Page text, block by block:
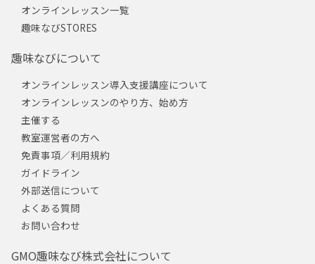
オンラインレッスン一覧
趣味なびSTORES
趣味なびについて
オンラインレッスン導入支援講座について
オンラインレッスンのやり方、始め方
主催する
教室運営者の方へ
免責事項／利用規約
ガイドライン
外部送信について
よくある質問
お問い合わせ
GMO趣味なび株式会社について